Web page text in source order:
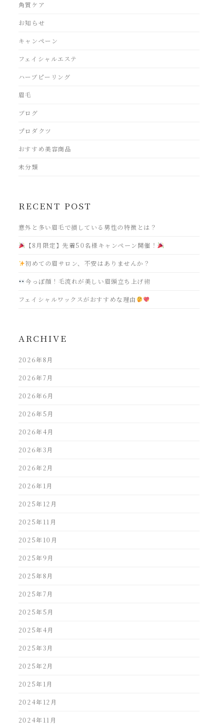
角質ケア
お知らせ
キャンペーン
フェイシャルエステ
ハーブピーリング
眉毛
ブログ
プロダクツ
おすすめ美容商品
未分類
RECENT POST
意外と多い眉毛で損している男性の特徴とは？
【8月限定】先着50名様キャンペーン開催！
初めての眉サロン、不安はありませんか？
今っぽ顔！毛流れが美しい眉頭立ち上げ術
フェイシャルワックスがおすすめな理由
ARCHIVE
2026年8月
2026年7月
2026年6月
2026年5月
2026年4月
2026年3月
2026年2月
2026年1月
2025年12月
2025年11月
2025年10月
2025年9月
2025年8月
2025年7月
2025年5月
2025年4月
2025年3月
2025年2月
2025年1月
2024年12月
2024年11月